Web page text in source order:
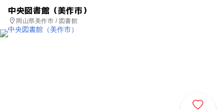
中央図書館（美作市）
岡山県美作市 / 図書館